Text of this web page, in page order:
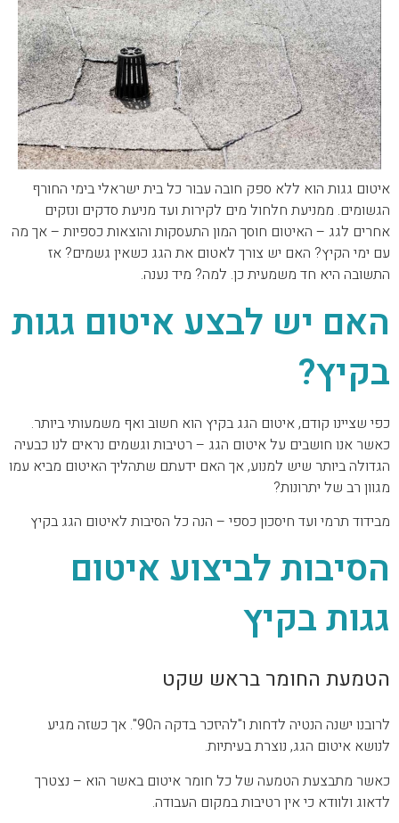
איטום גגות הוא ללא ספק חובה עבור כל בית ישראלי בימי החורף
הגשומים. ממניעת חלחול מים לקירות ועד מניעת סדקים ונזקים
אחרים לגג – האיטום חוסך המון התעסקות והוצאות כספיות – אך מה
עם ימי הקיץ? האם יש צורך לאטום את הגג כשאין גשמים? אז
התשובה היא חד משמעית כן. למה? מיד נענה.
האם יש לבצע איטום גגות
בקיץ?
כפי שציינו קודם, איטום הגג בקיץ הוא חשוב ואף משמעותי ביותר.
כאשר אנו חושבים על איטום הגג – רטיבות וגשמים נראים לנו כבעיה
הגדולה ביותר שיש למנוע, אך האם ידעתם שתהליך האיטום מביא עמו
מגוון רב של יתרונות?
מבידוד תרמי ועד חיסכון כספי – הנה כל הסיבות לאיטום הגג בקיץ
הסיבות לביצוע איטום
גגות בקיץ
הטמעת החומר בראש שקט
לרובנו ישנה הנטיה לדחות ו"להיזכר בדקה ה90". אך כשזה מגיע
לנושא איטום הגג, נוצרת בעיתיות.
כאשר מתבצעת הטמעה של כל חומר איטום באשר הוא – נצטרך
לדאוג ולוודא כי אין רטיבות במקום העבודה.